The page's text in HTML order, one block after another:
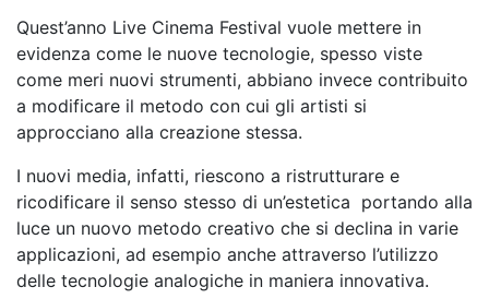
Quest’anno Live Cinema Festival vuole mettere in
evidenza come le nuove tecnologie, spesso viste
come meri nuovi strumenti, abbiano invece contribuito
a modificare il metodo con cui gli artisti si
approcciano alla creazione stessa.
I nuovi media, infatti, riescono a ristrutturare e
ricodificare il senso stesso di un’estetica portando alla
luce un nuovo metodo creativo che si declina in varie
applicazioni, ad esempio anche attraverso l’utilizzo
delle tecnologie analogiche in maniera innovativa.